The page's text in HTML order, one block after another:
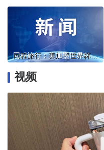
同程旅行：美加墨世界杯观赛游相关产品搜索量环比增长166%
视频